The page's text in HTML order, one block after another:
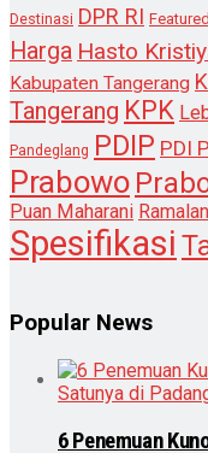
Destinasi DPR RI Featured
Harga Hasto
Kabupaten Tangerang
Tangerang KPK
Pandeglang PDIP PDI
Prabowo
Puan Maharani Ramalan
Spesifikasi
Popular News
6 Penemuan